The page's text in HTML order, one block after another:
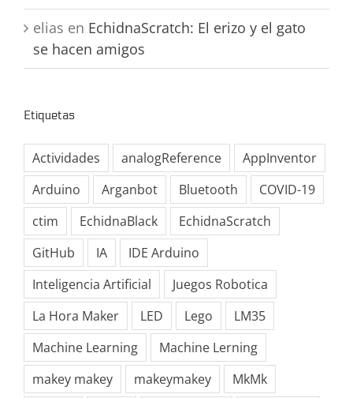
elias en EchidnaScratch: El erizo y el gato
se hacen amigos
Etiquetas
Actividades analogReference
AppInventor
Arduino
Arganbot Bluetooth
COVID-19
ctim
EchidnaBlack
EchidnaScratch
GitHub
IA
IDE Arduino
Inteligencia Artificial
Juegos Robotica
La Hora Maker
LED Lego
LM35
Machine Learning
Machine Lerning
makey makey
makeymakey
MkMk